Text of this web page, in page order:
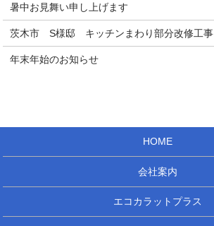
暑中お見舞い申し上げます
茨木市 S様邸 キッチンまわり部分改修工事
年末年始のお知らせ
HOME
会社案内
エコカラットプラス